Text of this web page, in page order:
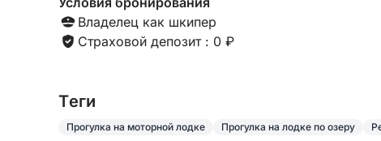
Владелец как шкипер
Страховой депозит : 0 ₽
Tеги
Прогулка на моторной лодке Прогулка на лодке по озеру